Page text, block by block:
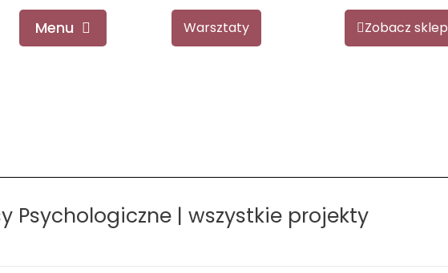
Menu Warsztaty Zobacz sklep
Psychologiczne | wszystkie projekty